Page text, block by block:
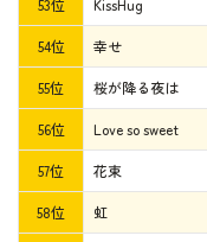
53位 KissHug
54位 幸せ
55位 桜が降る夜は
56位 Love so sweet
57位 花束
58位 虹